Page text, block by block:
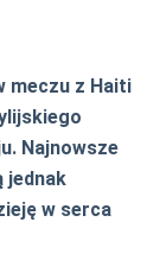
meczu z Haiti
Najnowsze
jednak
w serca